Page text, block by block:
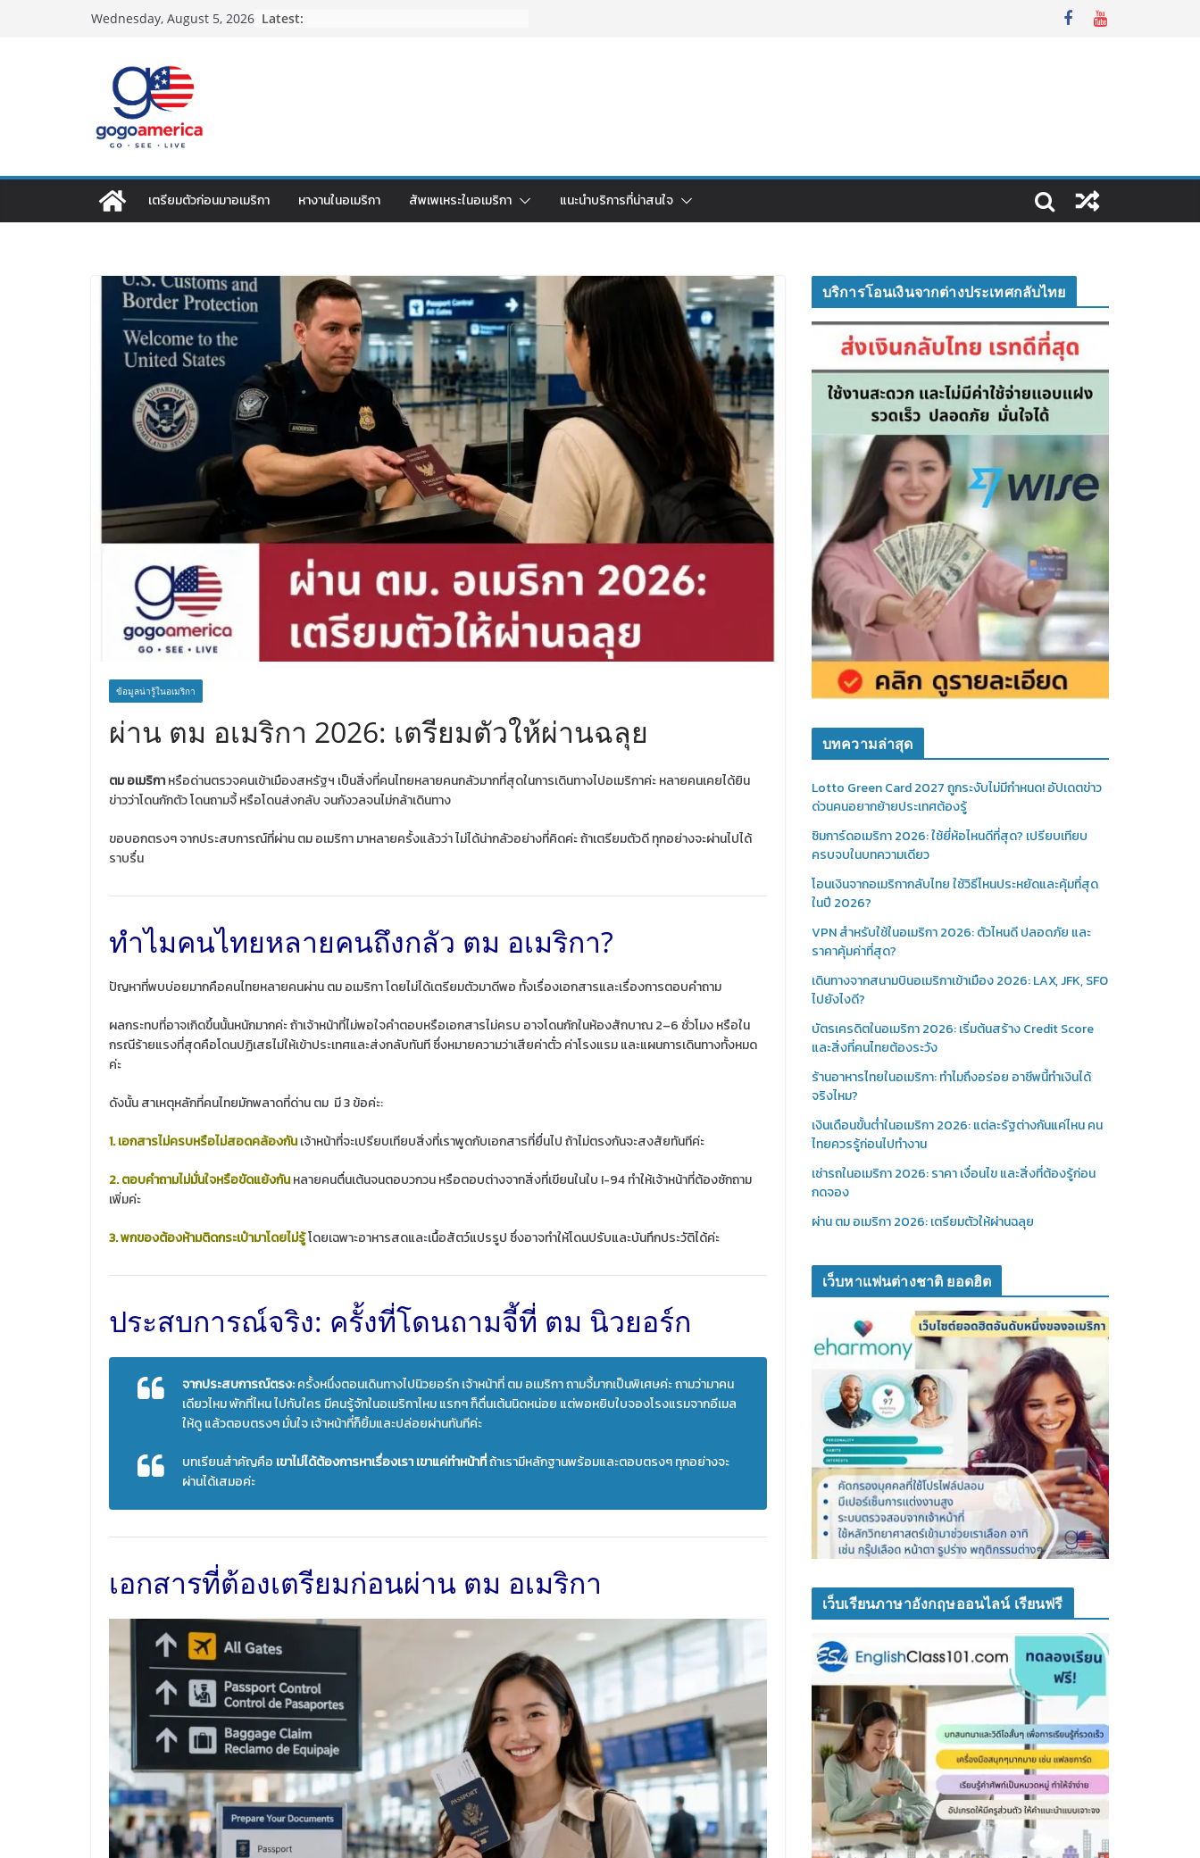
Wednesday, August 5, 2026 Latest:
เตรียมตัวก่อนมาอเมริกา หางานในอเมริกา สัพเพเหระในอเมริกา แนะนำบริการที่น่าสนใจ
ข้อมูลน่ารู้ในอเมริกา
ผ่าน ตม อเมริกา 2026: เตรียมตัวให้ผ่านฉลุย
ตม อเมริกาหรือด่านตรวจคนเข้าเมืองสหรัฐฯ เป็นสิ่งที่คนไทยหลายคนกลัวมากที่สุดในการเดินทางไปอเมริกาค่ะ หลายคนเคยได้ยิน
ข่าวว่าโดนกักตัว โดนถามจี้ หรือโดนส่งกลับ จนกังวลจนไม่กล้าเดินทาง
ขอบอกตรงๆ จากประสบการณ์ที่ผ่าน ตม อเมริกา มาหลายครั้งแล้วว่า ไม่ได้น่ากลัวอย่างที่คิดค่ะ ถ้าเตรียมตัวดี ทุกอย่างจะผ่านไปได้
ราบรื่น
ทำไมคนไทยหลายคนถึงกลัว ตม อเมริกา?
ปัญหาที่พบบ่อยมากคือคนไทยหลายคนผ่าน ตม อเมริกา โดยไม่ได้เตรียมตัวมาดีพอ ทั้งเรื่องเอกสารและเรื่องการตอบคำถาม
ผลกระทบที่อาจเกิดขึ้นนั้นหนักมากค่ะ ถ้าเจ้าหน้าที่ไม่พอใจคำตอบหรือเอกสารไม่ครบ อาจโดนกักในห้องสักบาณ 2–6 ชั่วโมง หรือใน
กรณีร้ายแรงที่สุดคือโดนปฏิเสธไม่ให้เข้าประเทศและส่งกลับทันที ซึ่งหมายความว่าเสียค่าตั๋ว ค่าโรงแรม และแผนการเดินทางทั้งหมด
ค่ะ
ดังนั้น สาเหตุหลักที่คนไทยมักพลาดที่ด่าน ตม มี 3 ข้อค่ะ:
1. เอกสารไม่ครบหรือไม่สอดคล้องกันเจ้าหน้าที่จะเปรียบเทียบสิ่งที่เราพูดกับเอกสารที่ยื่นไป ถ้าไม่ตรงกันจะสงสัยทันทีค่ะ
2. ตอบคำถามไม่มั่นใจหรือขัดแย้งกันหลายคนตื่นเต้นจนตอบวกวน หรือตอบต่างจากสิ่งที่เขียนในใบ I-94 ทำให้เจ้าหน้าที่ต้องซักถาม
เพิ่มค่ะ
3. พกของต้องห้ามติดกระเป๋ามาโดยไม่รู้โดยเฉพาะอาหารสดและเนื้อสัตว์แปรรูป ซึ่งอาจทำให้โดนปรับและบันทึกประวัติได้ค่ะ
ประสบการณ์จริง: ครั้งที่โดนถามจี้ที่ ตม นิวยอร์ก
จากประสบการณ์ตรง:ครั้งหนึ่งตอนเดินทางไปนิวยอร์ก เจ้าหน้าที่ ตม อเมริกา ถามจี้มากเป็นพิเศษค่ะ ถามว่ามาคน
เดียวไหม พักที่ไหน ไปกับใคร มีคนรู้จักในอเมริกาไหม แรกๆ ก็ตื่นเต้นนิดหน่อย แต่พอหยิบใบจองโรงแรมจากอีเมล
ให้ดู แล้วตอบตรงๆ มั่นใจ เจ้าหน้าที่ก็ยิ้มและปล่อยผ่านทันทีค่ะ
บทเรียนสำคัญคือ เขาไม่ได้ต้องการหาเรื่องเรา เขาแค่ทำหน้าที่ถ้าเรามีหลักฐานพร้อมและตอบตรงๆ ทุกอย่างจะ
ผ่านได้เสมอค่ะ
เอกสารที่ต้องเตรียมก่อนผ่าน ตม อเมริกา
บริการโอนเงินจากต่างประเทศกลับไทย
บทความล่าสุด
Lotto Green Card 2027 ถูกระงับไม่มีกำหนด! อัปเดตข่าว
ด่วนคนอยากย้ายประเทศต้องรู้
ซิมการ์ดอเมริกา 2026: ใช้ยี่ห้อไหนดีที่สุด? เปรียบเทียบ
ครบจบในบทความเดียว
โอนเงินจากอเมริกากลับไทย ใช้วิธีไหนประหยัดและคุ้มที่สุด
ในปี 2026?
VPN สำหรับใช้ในอเมริกา 2026: ตัวไหนดี ปลอดภัย และ
ราคาคุ้มค่าที่สุด?
เดินทางจากสนามบินอเมริกาเข้าเมือง 2026: LAX, JFK, SFO
ไปยังไงดี?
บัตรเครดิตในอเมริกา 2026: เริ่มต้นสร้าง Credit Score
และสิ่งที่คนไทยต้องระวัง
ร้านอาหารไทยในอเมริกา: ทำไมถึงอร่อย อาชีพนี้ทำเงินได้
จริงไหม?
เงินเดือนขั้นต่ำในอเมริกา 2026: แต่ละรัฐต่างกันแค่ไหน คน
ไทยควรรู้ก่อนไปทำงาน
เช่ารถในอเมริกา 2026: ราคา เงื่อนไข และสิ่งที่ต้องรู้ก่อน
กดจอง
ผ่าน ตม อเมริกา 2026: เตรียมตัวให้ผ่านฉลุย
เว็บหาแฟนต่างชาติ ยอดฮิต
เว็บเรียนภาษาอังกฤษออนไลน์ เรียนฟรี